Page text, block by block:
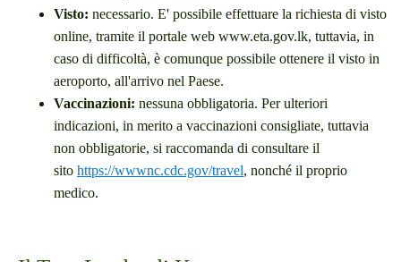
Visto: necessario. E' possibile effettuare la richiesta di visto
online, tramite il portale web www.eta.gov.lk, tuttavia, in
caso di difficoltà, è comunque possibile ottenere il visto in
aeroporto, all'arrivo nel Paese.
Vaccinazioni: nessuna obbligatoria. Per ulteriori
indicazioni, in merito a vaccinazioni consigliate, tuttavia
non obbligatorie, si raccomanda di consultare il
sito https://wwwnc.cdc.gov/travel, nonché il proprio
medico.